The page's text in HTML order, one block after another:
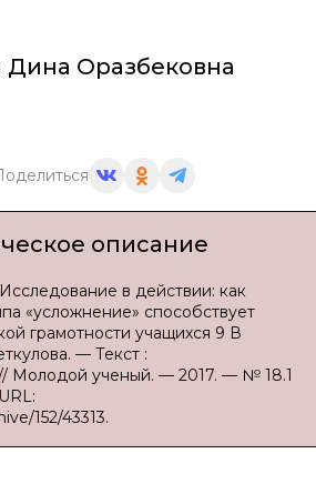
Дина Оразбековна
описание
в действии: как
«усложнение» способствует
грамотности учащихся 9 В
— Текст :
Молодой ученый. — 2017. — № 18.1
152/43313.